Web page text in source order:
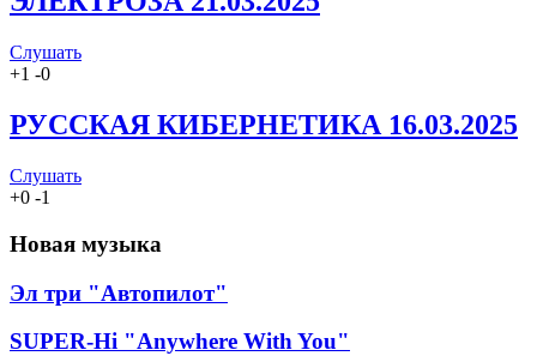
Слушать
+1 -0
РУССКАЯ КИБЕРНЕТИКА 16.03.2025
Слушать
+0 -1
Новая музыка
Эл три "Автопилот"
SUPER-Hi "Anywhere With You"